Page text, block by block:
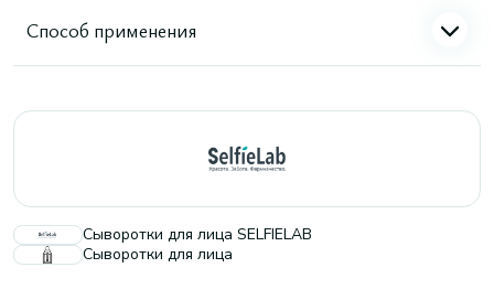
Способ применения
Сыворотки для лица SELFIELAB
Сыворотки для лица